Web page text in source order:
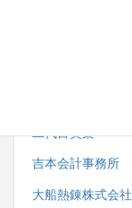
二代目笑楽
吉本会計事務所
大船熱錬株式会社